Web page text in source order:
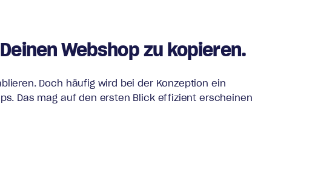
Webshop zu kopieren.
Doch häufig wird bei der Konzeption ein
Das mag auf den ersten Blick effizient erscheinen